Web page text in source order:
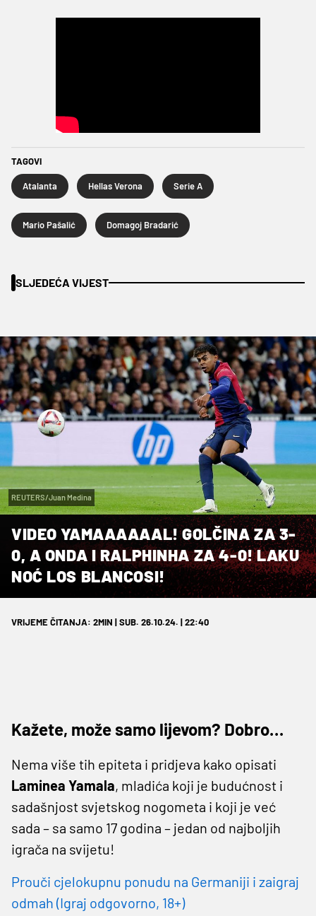
TAGOVI
Atalanta Hellas Verona Serie A
Mario Pašalić Domagoj Bradarić
SLJEDEĆA VIJEST
REUTERS/Juan Medina
VIDEO YAMAAAAAAL! GOLČINA ZA 3-
0, A ONDA I RALPHINHA ZA 4-0! LAKU
NOĆ LOS BLANCOSI!
VRIJEME ČITANJA: 2MIN | SUB. 26.10.24. | 22:40
Kažete, može samo lijevom? Dobro…
Nema više tih epiteta i pridjeva kako opisati
Laminea Yamala, mladića koji je budućnost i
sadašnjost svjetskog nogometa i koji je već
sada – sa samo 17 godina – jedan od najboljih
igrača na svijetu!
Prouči cjelokupnu ponudu na Germaniji i zaigraj
odmah (Igraj odgovorno, 18+)